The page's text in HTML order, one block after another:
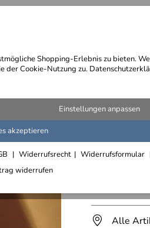
Shopping-Erlebnis zu bieten.
der Cookie-Nutzung zu.
Einstellungen anpassen
akzeptieren
Widerrufsrecht
Widerrufsformular
widerrufen
@
Alfried -
4 Meter
Alfried in
Lieferfrist
Alle